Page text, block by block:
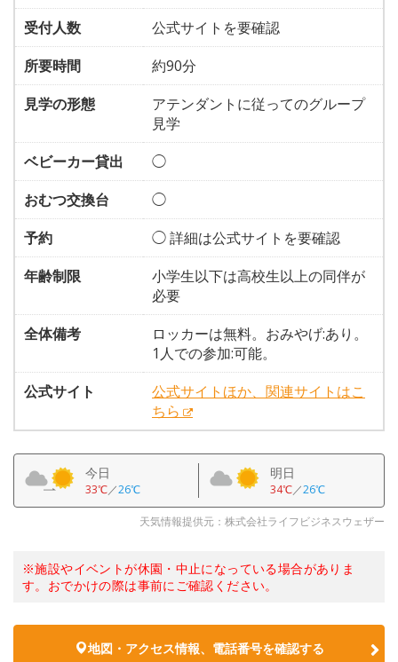
受付人数
公式サイトを要確認
所要時間
約90分
見学の形態
アテンダントに従ってのグループ
見学
ベビーカー貸出
◯
おむつ交換台
◯
予約
◯ 詳細は公式サイトを要確認
年齢制限
小学生以下は高校生以上の同伴が
必要
全体備考
ロッカーは無料。おみやげ:あり。
1人での参加:可能。
公式サイト
公式サイトほか、関連サイトはこ
ちら
今日
33℃／26℃
明日
34℃／26℃
天気情報提供元：株式会社ライフビジネスウェザー
※施設やイベントが休園・中止になっている場合がありま
す。おでかけの際は事前にご確認ください。
地図・アクセス情報、電話番号を確認する